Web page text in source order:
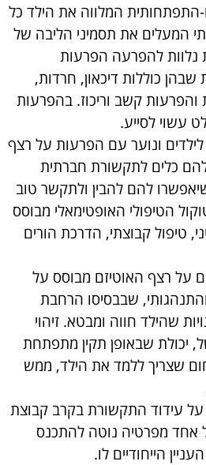
התפתחותית המלווה את הילד כל
המעלים את תסמיני הליבה של
נלוות להפרעה הפרעות
כוללות דיכאון, חרדות,
והפרעות קשב וריכוז. בהפרעות
עשוי לסייע.
לילדים ונוער עם הפרעות על רצף
כלים לתקשורת חברתית
להם להבין ולתקשר טוב
הטיפולי האופטימאלי מבוסס
טיפול קבוצתי, הדרכת הורים
על רצף האוטיזם מבוסס על
שבבסיסו הרחבת
שהילד חווה ומבטא. זיהוי
יכולת שבאופן תקין מתפתחת
שצריך ללמד את הילד, ממש
על עידוד התקשורת בקרב קבוצת
אחד מפרטיה נוטה להתכנס
הייחודיים לו.